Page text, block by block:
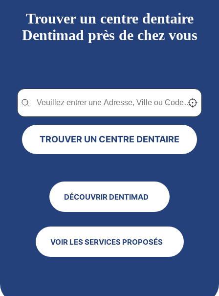
Trouver un centre dentaire
Dentimad près de chez vous
Trouver un centre dentaire Dentimad près de
Trouver un centre dentaire Dentimad près de chez vous Localisez-
TROUVER UN CENTRE DENTAIRE
DÉCOUVRIR DENTIMAD
VOIR LES SERVICES PROPOSÉS